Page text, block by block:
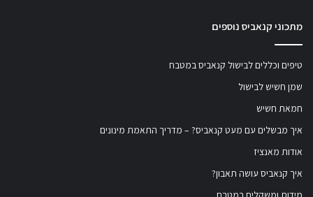
מתכוני קנאביס נוספים
טיפים וכללים לבישול קנאביס במטבח
שמן חשיש לבישול
חמאת חשיש
איך מבשלים עם מעט קנאביס? – מדריך התאמת מינונים
אודות מאנציז
איך קנאביס עושה תאבון?